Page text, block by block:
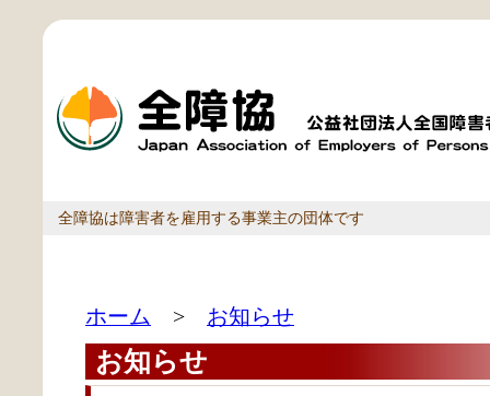
全障協は障害者を雇用する事業主の団体です
ホーム > お知らせ
お知らせ